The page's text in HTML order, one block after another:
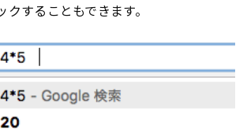
することもできます。